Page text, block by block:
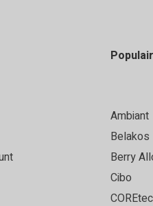
Ambiant
Belakos
Berry
Cibo
COREtec